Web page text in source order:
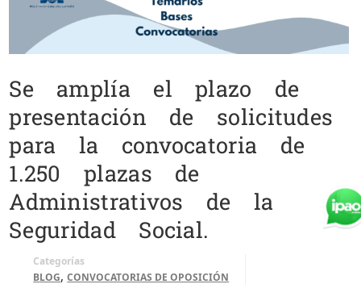
Se amplía el plazo de
presentación de solicitudes
para la convocatoria de
1.250 plazas de
Administrativos de la
Seguridad Social.
Categorías
BLOG,CONVOCATORIAS DE OPOSICIÓN